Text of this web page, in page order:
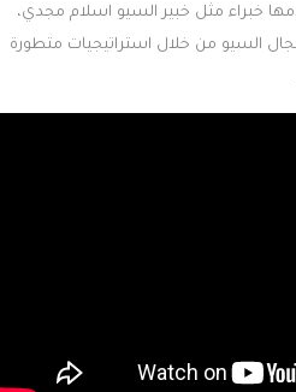
خبراء مثل خبير السيو اسلام مجدي،
السيو من خلال استراتيجيات متطورة